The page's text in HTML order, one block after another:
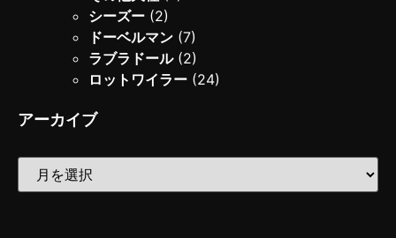
シーズー (2)
ドーベルマン (7)
ラブラドール(2)
ロットワイラー (24)
アーカイブ